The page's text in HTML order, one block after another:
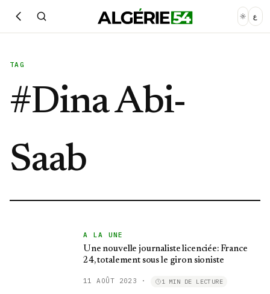
ع
TAG
#Dina Abi-
Saab
A LA UNE
Une nouvelle journaliste licenciée: France
24, totalement sous le giron sioniste
11 AOÛT 2023 · 1 MIN DE LECTURE